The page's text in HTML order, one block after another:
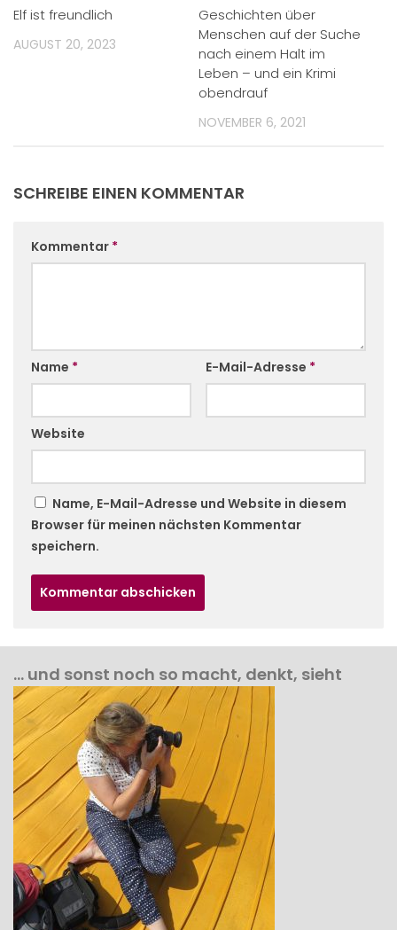
Elf ist freundlich
AUGUST 20, 2023
Geschichten über
Menschen auf der Suche
nach einem Halt im
Leben – und ein Krimi
obendrauf
NOVEMBER 6, 2021
SCHREIBE EINEN KOMMENTAR
Kommentar *
Name * E-Mail-Adresse *
Website
Name, E-Mail-Adresse und Website in diesem
Browser für meinen nächsten Kommentar
speichern.
… und sonst noch so macht, denkt, sieht